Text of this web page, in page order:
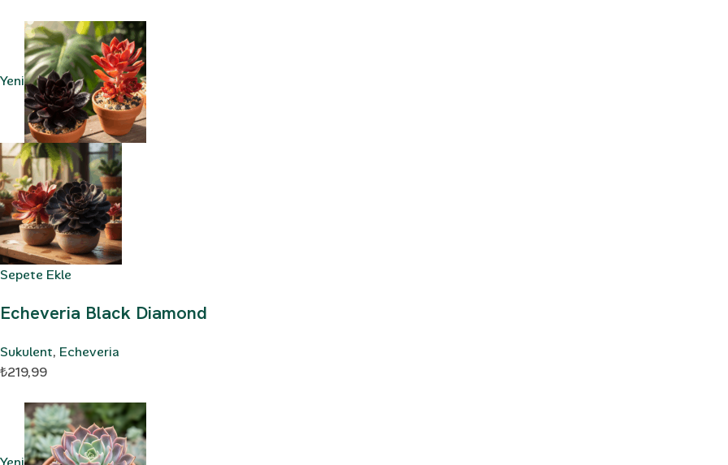
Yeni
Sepete Ekle
Echeveria Black Diamond
Sukulent, Echeveria
₺219,99